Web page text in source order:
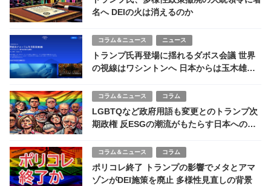
名へ DEIの火は消えるのか
コラム＆ニュース ニュース
トランプ氏再登場に揺れるダボス会議 世界
の視線はワシントンへ 日本からは玉木雄一
コラム＆ニュース コラム
LGBTQなど政府用語も変更とのトランプ次
期政権 反ESGの潮流がもたらす日本への影
コラム＆ニュース コラム
ポリコレ終了 トランプの影響でメタとアマ
ゾンがDEI施策を廃止 多様性見直しの背景